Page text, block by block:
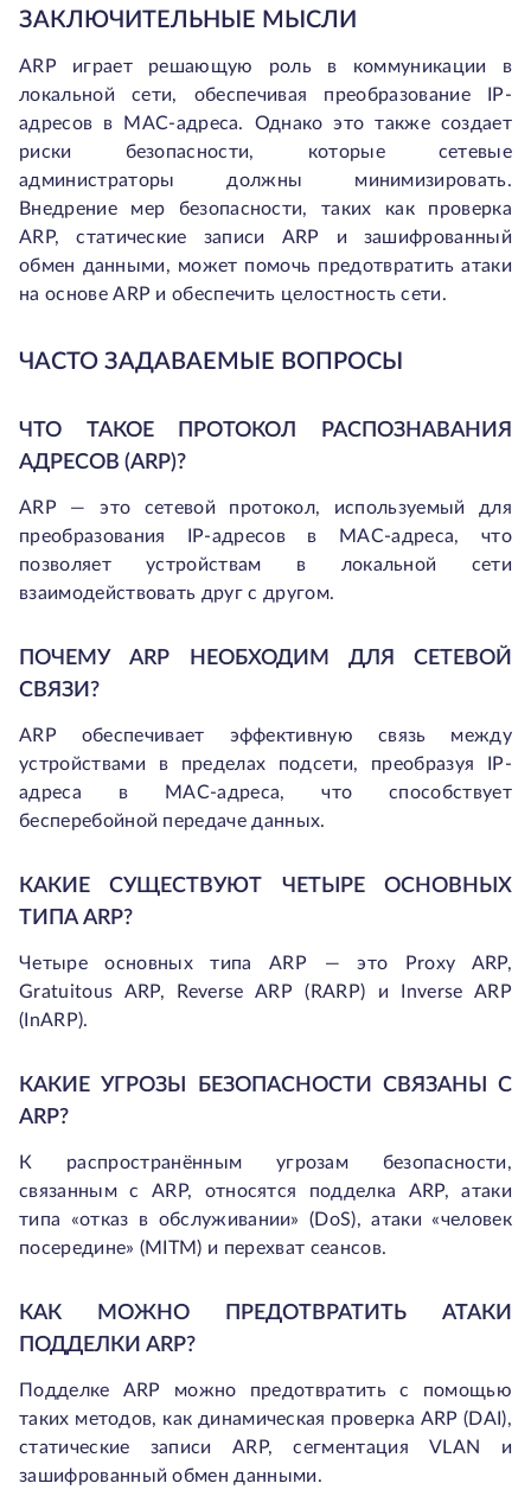
ЗАКЛЮЧИТЕЛЬНЫЕ МЫСЛИ
ARP играет решающую роль в коммуникации в
локальной сети, обеспечивая преобразование IP-
адресов в MAC-адреса. Однако это также создает
риски безопасности, которые сетевые
администраторы должны минимизировать.
Внедрение мер безопасности, таких как проверка
ARP, статические записи ARP и зашифрованный
обмен данными, может помочь предотвратить атаки
на основе ARP и обеспечить целостность сети.
ЧАСТО ЗАДАВАЕМЫЕ ВОПРОСЫ
ЧТО ТАКОЕ ПРОТОКОЛ РАСПОЗНАВАНИЯ
АДРЕСОВ (ARP)?
ARP — это сетевой протокол, используемый для
преобразования IP-адресов в MAC-адреса, что
позволяет устройствам в локальной сети
взаимодействовать друг с другом.
ПОЧЕМУ ARP НЕОБХОДИМ ДЛЯ СЕТЕВОЙ
СВЯЗИ?
ARP обеспечивает эффективную связь между
устройствами в пределах подсети, преобразуя IP-
адреса в MAC-адреса, что способствует
бесперебойной передаче данных.
КАКИЕ СУЩЕСТВУЮТ ЧЕТЫРЕ ОСНОВНЫХ
ТИПА ARP?
Четыре основных типа ARP — это Proxy ARP,
Gratuitous ARP, Reverse ARP (RARP) и Inverse ARP
(InARP).
КАКИЕ УГРОЗЫ БЕЗОПАСНОСТИ СВЯЗАНЫ С
ARP?
К распространённым угрозам безопасности,
связанным с ARP, относятся подделка ARP, атаки
типа «отказ в обслуживании» (DoS), атаки «человек
посередине» (MITM) и перехват сеансов.
КАК МОЖНО ПРЕДОТВРАТИТЬ АТАКИ
ПОДДЕЛКИ ARP?
Подделке ARP можно предотвратить с помощью
таких методов, как динамическая проверка ARP (DAI),
статические записи ARP, сегментация VLAN и
зашифрованный обмен данными.